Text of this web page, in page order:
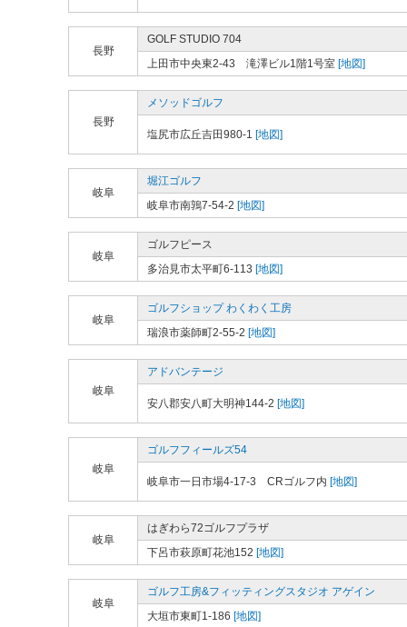
長野
GOLF STUDIO 704
上田市中央東2-43 滝澤ビル1階1号室 [地図]
長野
メソッドゴルフ
塩尻市広丘吉田980-1 [地図]
岐阜
堀江ゴルフ
岐阜市南鶉7-54-2 [地図]
岐阜
ゴルフピース
多治見市太平町6-113 [地図]
岐阜
ゴルフショップ わくわく工房
瑞浪市薬師町2-55-2 [地図]
岐阜
アドバンテージ
安八郡安八町大明神144-2 [地図]
岐阜
ゴルフフィールズ54
岐阜市一日市場4-17-3 CRゴルフ内 [地図]
岐阜
はぎわら72ゴルフプラザ
下呂市萩原町花池152 [地図]
岐阜
ゴルフ工房&フィッティングスタジオ アゲイン
大垣市東町1-186 [地図]